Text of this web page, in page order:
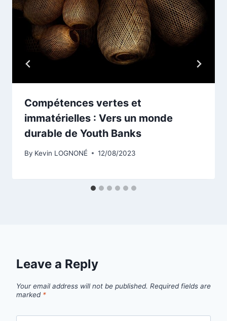
Compétences vertes et
immatérielles : Vers un monde
durable de Youth Banks
By Kevin LOGNONÉ 12/08/2023
Leave a Reply
Your email address will not be published. Required fields are
marked *